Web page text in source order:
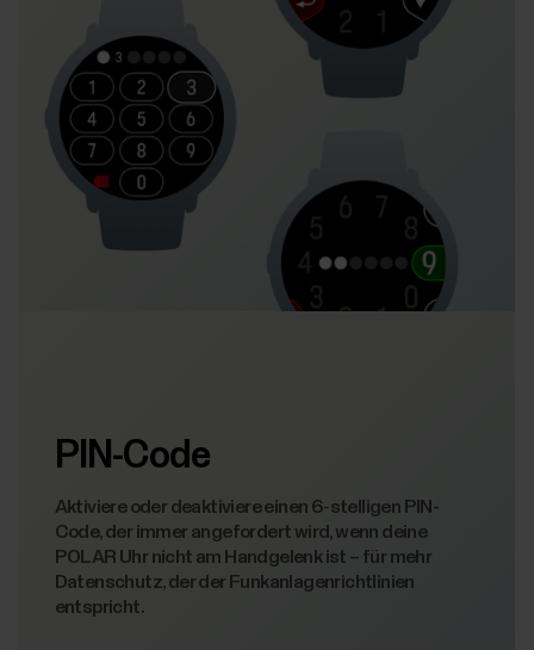
PIN-Code
Aktiviere oder deaktiviere einen 6-stelligen PIN-
Code, der immer angefordert wird, wenn deine
POLAR Uhr nicht am Handgelenk ist – für mehr
Datenschutz, der der Funkanlagenrichtlinien
entspricht.